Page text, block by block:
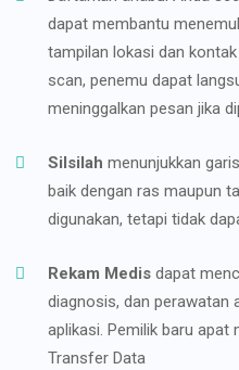
dapat membantu
tampilan lokasi dan
scan, penemu dapat
meninggalkan pesan jika
Silsilah menunjukkan
baik dengan ras maupun
digunakan, tetapi tidak
Rekam Medis dapat
diagnosis, dan perawatan
aplikasi. Pemilik baru
Transfer Data